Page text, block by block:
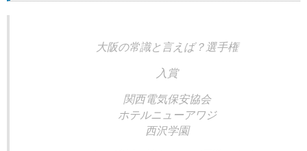
大阪の常識と言えば？選手権
入賞
関西電気保安協会
ホテルニューアワジ
西沢学園